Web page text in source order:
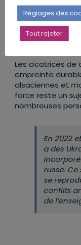
Beaucoup
capturés par les
survécu ont
expérience.
Les cicatrices de
empreinte
alsaciennes et
force reste un
nombreuses
En 2022
a des
russe.
se
conflits
de
Réglages des
Tout rejeter